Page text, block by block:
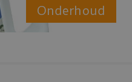
Onderhoud